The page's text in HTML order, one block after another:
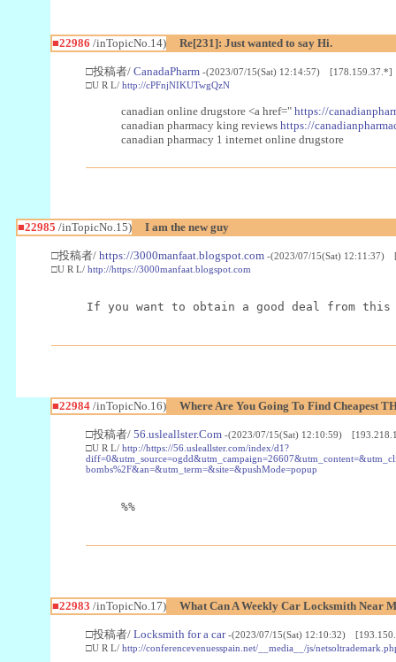
■22986 /inTopicNo.14) Re[231]: Just wanted to say Hi.
□投稿者/ CanadaPharm -(2023/07/15(Sat) 12:14:57) [178.159.37.*]
□U R L/ http://cPFnjNIKUTwgQzN
canadian online drugstore <a href=" https://
canadian pharmacy king reviews https://
canadian pharmacy 1 internet online drugstore
■22985 /inTopicNo.15) I am the new guy
□投稿者/ https://3000manfaat.blogspot.com -(2023/07/15(Sat) 12:11:37)
□U R L/ http://https://3000manfaat.blogspot.com
If you want to obtain a good deal from this
■22984/inTopicNo.16) Where Are You Going To Find Cheapest
□投稿者/ 56.usleallster.Com -(2023/07/15(Sat) 12:10:59)
□U R L/ http://https://56.usleallster.com/index/d1?
bombs%2F&an=&utm_term=&site=&pushMode=popup
%%
■22983 /inTopicNo.17) What Can A Weekly Car Locksmith Near
□投稿者/ Locksmith for a car -(2023/07/15(Sat) 12:10:32)
□U R L/ http://conferencevenuesspain.net/__media__/js/